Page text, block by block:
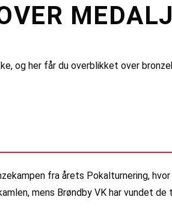
her får du overblikket over
fra årets Pokalturnering,
mens Brøndby VK har vundet